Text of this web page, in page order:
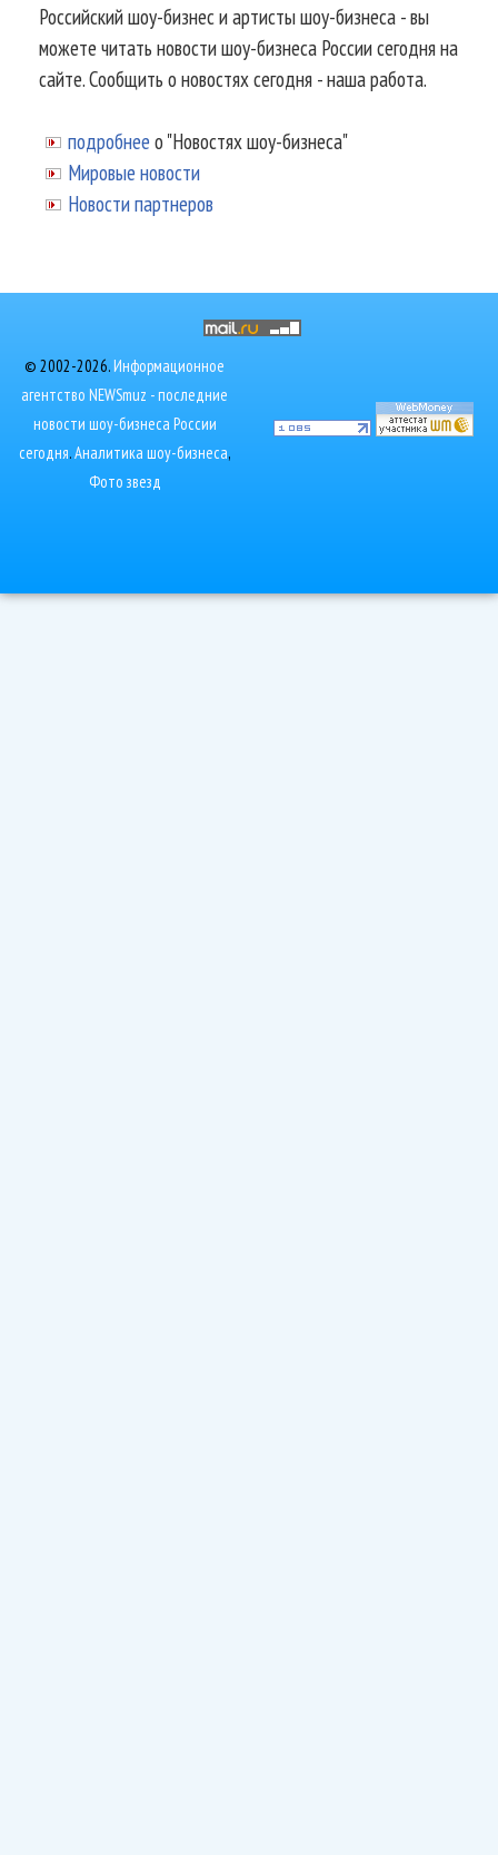
Российский шоу-бизнес и артисты шоу-бизнеса - вы
можете читать новости шоу-бизнеса России сегодня на
сайте. Сообщить о новостях сегодня - наша работа.
подробнее о "Новостях шоу-бизнеса"
Мировые новости
Новости партнеров
© 2002-2026.Информационное
агентство NEWSmuz - последние
новости шоу-бизнеса России
сегодня.Аналитика шоу-бизнеса,
Фото звезд